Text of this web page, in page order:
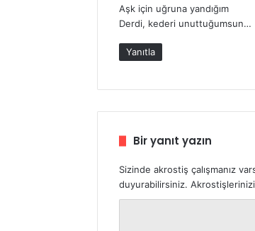
Aşk için uğruna yandığım
Derdi, kederi unuttuğumsun…
Yanıtla
Bir yanıt yazın
Sizinde akrostiş çalışmanız
duyurabilirsiniz.